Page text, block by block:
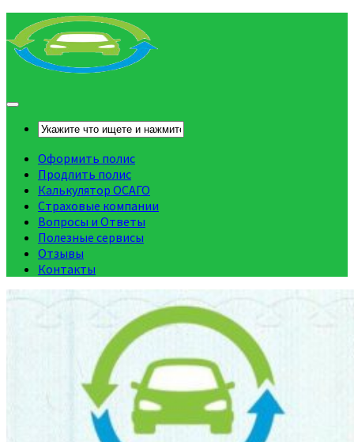
Оформить полис
Продлить полис
Калькулятор ОСАГО
Страховые компании
Вопросы и Ответы
Полезные сервисы
Отзывы
Контакты